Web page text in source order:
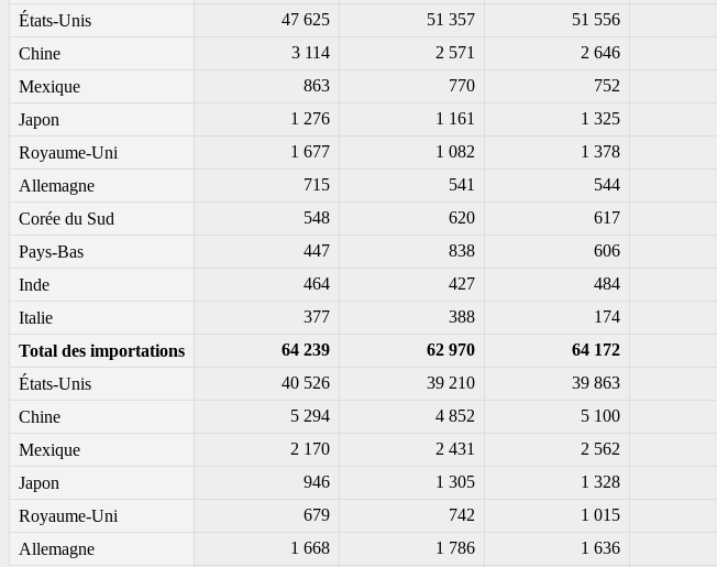
États-Unis
47 625 51 357 51 556
Chine
3 114 2 571 2 646
Mexique
863 770 752
Japon
1 276 1 161 1 325
Royaume-Uni
1 677 1 082 1 378
Allemagne
715 541 544
Corée du Sud
548 620 617
Pays-Bas
447 838 606
Inde
464 427 484
Italie
377 388 174
Total des importations
64 239 62 970 64 172
États-Unis
40 526 39 210 39 863
Chine
5 294 4 852 5 100
Mexique
2 170 2 431 2 562
Japon
946 1 305 1 328
Royaume-Uni
679 742 1 015
Allemagne
1 668 1 786 1 636